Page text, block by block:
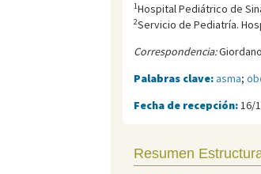
1Hospital Pediátrico de
2Servicio de Pediatría.
Correspondencia:
Palabras clave:asma;
Fecha de recepción:16/
Resumen